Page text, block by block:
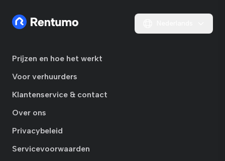
Prijzen en hoe het werkt
Voor verhuurders
Klantenservice & contact
Over ons
Privacybeleid
Servicevoorwaarden